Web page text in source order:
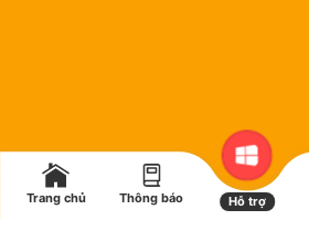
Trang chủ Thông báo Hỗ trợ